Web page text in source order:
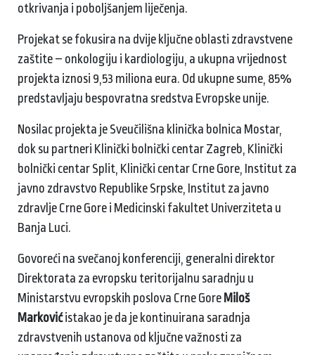
otkrivanja i poboljšanjem liječenja.
Projekat se fokusira na dvije ključne oblasti zdravstvene
zaštite – onkologiju i kardiologiju, a ukupna vrijednost
projekta iznosi 9,53 miliona eura. Od ukupne sume, 85%
predstavljaju bespovratna sredstva Evropske unije.
Nosilac projekta je Sveučilišna klinička bolnica Mostar,
dok su partneri Klinički bolnički centar Zagreb, Klinički
bolnički centar Split, Klinički centar Crne Gore, Institut za
javno zdravstvo Republike Srpske, Institut za javno
zdravlje Crne Gore i Medicinski fakultet Univerziteta u
Banja Luci.
Govoreći na svečanoj konferenciji, generalni direktor
Direktorata za evropsku teritorijalnu saradnju u
Ministarstvu evropskih poslova Crne Gore Miloš
Markovićistakao je da je kontinuirana saradnja
zdravstvenih ustanova od ključne važnosti za